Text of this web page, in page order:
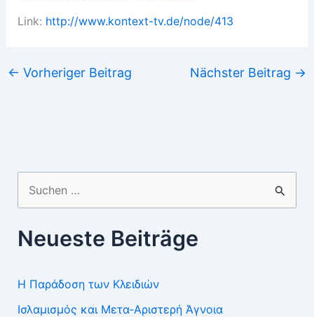
Link: http://www.kontext-tv.de/node/413
← Vorheriger Beitrag Nächster Beitrag →
Suchen
nach:
Neueste Beiträge
Η Παράδοση των Κλειδιών
Ισλαμισμός και Μετα-Αριστερή Άγνοια